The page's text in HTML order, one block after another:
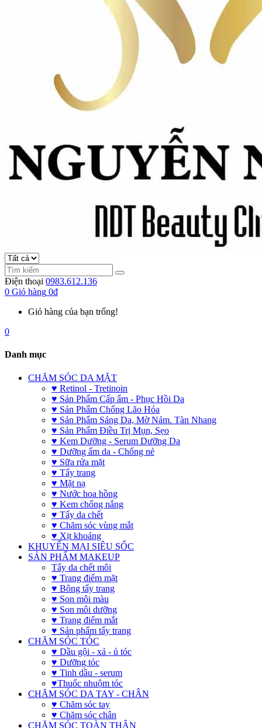
Điện thoại 0983.612.136
0 Giỏ hàng 0đ
Giỏ hàng của bạn trống!
0
Danh mục
CHĂM SÓC DA MẶT
♥ Retinol - Tretinoin
♥ Sản Phẩm Cấp ẩm - Phục Hồi Da
♥ Sản Phẩm Chống Lão Hóa
♥ Sản Phẩm Sáng Da, Mờ Nám. Tàn Nhang
♥ Sản Phẩm Điều Trị Mụn, Sẹo
♥ Kem Dưỡng - Serum Dưỡng Da
♥ Dưỡng ẩm da - Chống nẻ
♥ Sữa rửa mặt
♥ Tẩy trang
♥ Mặt nạ
♥ Nước hoa hồng
♥ Kem chống nắng
♥ Tẩy da chết
♥ Chăm sóc vùng mắt
♥ Xịt khoáng
KHUYẾN MẠI SIÊU SỐC
SẢN PHẨM MAKEUP
Tẩy da chết môi
♥ Trang điểm mặt
♥ Bông tẩy trang
♥ Son môi màu
♥ Son môi dưỡng
♥ Trang điểm mắt
♥ Sản phẩm tẩy trang
CHĂM SÓC TÓC
♥ Dầu gội - xả - ủ tóc
♥ Dưỡng tóc
♥ Tinh dầu - serum
♥Thuốc nhuộm tóc
CHĂM SÓC DA TAY - CHÂN
♥ Chăm sóc tay
♥ Chăm sóc chân
CHĂM SÓC TOÀN THÂN